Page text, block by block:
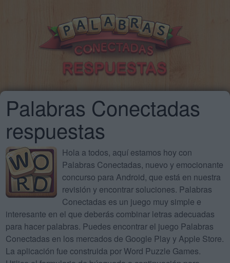
Palabras Conectadas
respuestas
Hola a todos, aquí estamos hoy con
Palabras Conectadas, nuevo y emocionante
concurso para Android, que está en nuestra
revisión y encontrar soluciones. Palabras
Conectadas es un juego muy simple e
interesante en el que deberás combinar letras adecuadas
para hacer palabras. Puedes encontrar el juego Palabras
Conectadas en los mercados de Google Play y Apple Store.
La aplicación fue construida por Word Puzzle Games.